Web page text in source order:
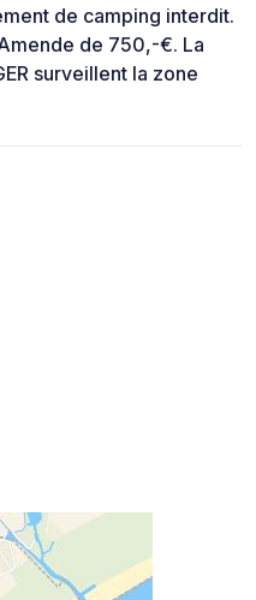
de camping interdit.
de 750,-€. La
surveillent la zone